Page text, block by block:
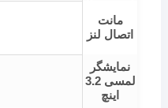
مانت
اتصال لنز
نمایشگر
لمسی 3.2
اینچ